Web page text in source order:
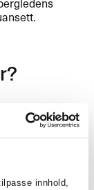
innhold,
til noe for
seg ungdom